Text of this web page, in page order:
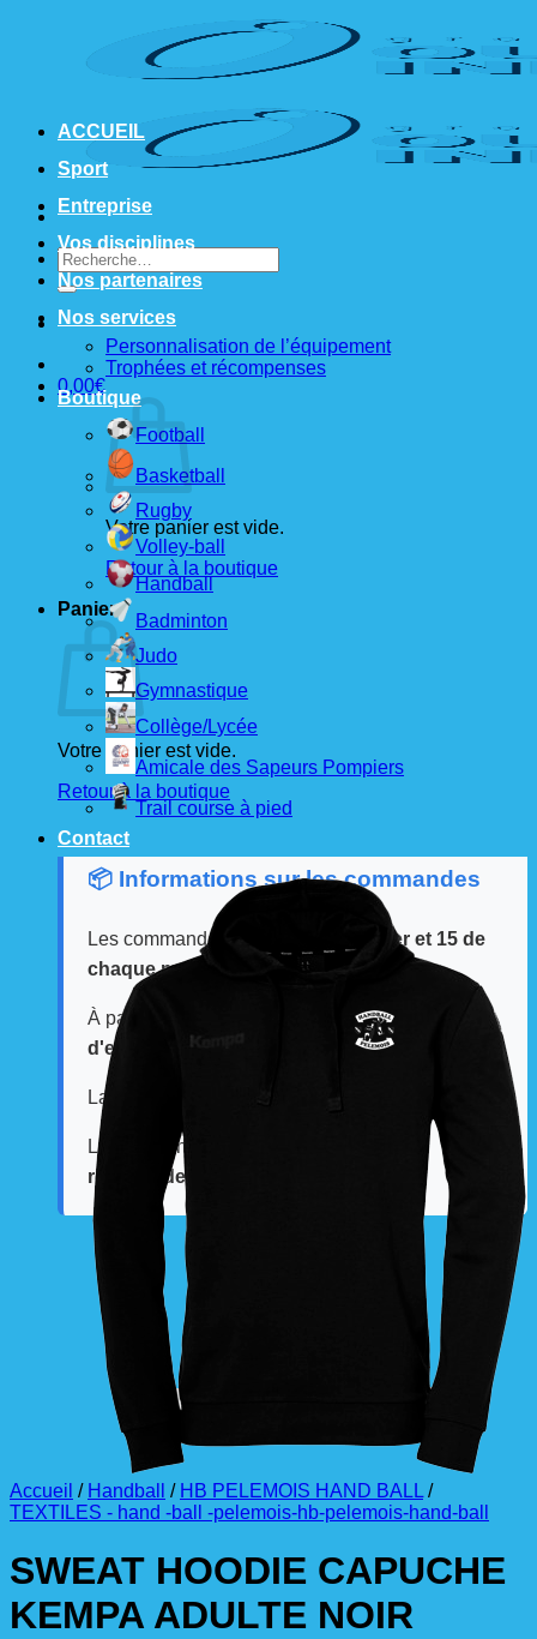
Recherche
pour :
0,00€
Votre panier est vide.
Retour à la boutique
Panier
Votre panier est vide.
Retour à la boutique
📦 Informations sur les commandes
Les commandes sont passées
les 1er et 15 de
chaque mois
auprès de nos fournisseurs.
À partir de ces dates, le
délai de livraison est
d'environ 3 semaines
La livraison est effectuée
La commande est à récupérer auprès du
référent des équipements du club
ACCUEIL
Sport
Entreprise
Vos disciplines
Nos partenaires
Nos services
Personnalisation de l’équipement
Trophées et récompenses
Boutique
Football
Basketball
Rugby
Volley-ball
Handball
Badminton
Judo
Gymnastique
Collège/Lycée
Amicale des Sapeurs Pompiers
Trail course à pied
Contact
Accueil / Handball / HB PELEMOIS HAND BALL /
TEXTILES - hand -ball -pelemois-hb-pelemois-hand-ball
SWEAT HOODIE CAPUCHE
KEMPA ADULTE NOIR